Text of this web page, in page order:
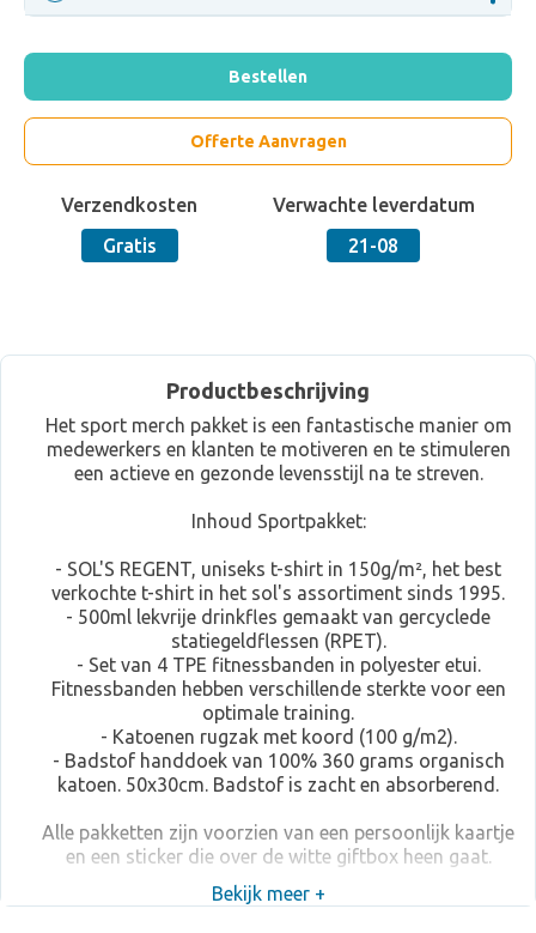
Bestellen
Offerte Aanvragen
Verzendkosten
Gratis
Verwachte leverdatum
21-08
Productbeschrijving
Het sport merch pakket is een fantastische manier om
medewerkers en klanten te motiveren en te stimuleren
een actieve en gezonde levensstijl na te streven.
Inhoud Sportpakket:
- SOL'S REGENT, uniseks t-shirt in 150g/m², het best
verkochte t-shirt in het sol's assortiment sinds 1995.
- 500ml lekvrije drinkfles gemaakt van gercyclede
statiegeldflessen (RPET).
- Set van 4 TPE fitnessbanden in polyester etui.
Fitnessbanden hebben verschillende sterkte voor een
optimale training.
- Katoenen rugzak met koord (100 g/m2).
- Badstof handdoek van 100% 360 grams organisch
katoen. 50x30cm. Badstof is zacht en absorberend.
Alle pakketten zijn voorzien van een persoonlijk kaartje
en een sticker die over de witte giftbox heen gaat.
Bekijk meer +